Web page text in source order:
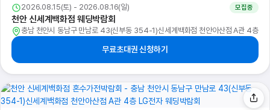
2026.08.15(토) - 2026.08.16(일) 모집중
천안 신세계백화점 웨딩박람회
충남 천안시 동남구 만남로 43(신부동 354-1)신세계백화점 천안아산점 A관 4층
무료초대권 신청하기